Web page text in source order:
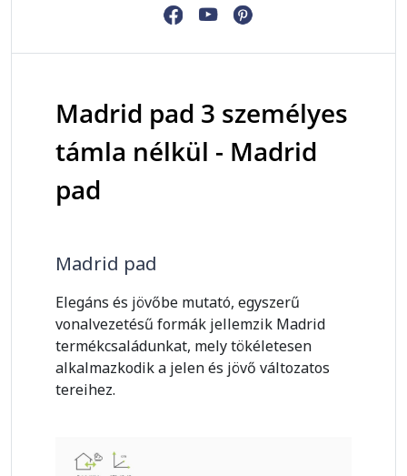
Madrid pad 3 személyes
támla nélkül - Madrid
pad
Madrid pad
Elegáns és jövőbe mutató, egyszerű
vonalvezetésű formák jellemzik Madrid
termékcsaládunkat, mely tökéletesen
alkalmazkodik a jelen és jövő változatos
tereihez.